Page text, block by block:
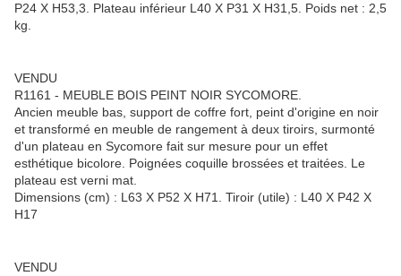
P24 X H53,3. Plateau inférieur L40 X P31 X H31,5. Poids net : 2,5
kg.
VENDU
R1161 - MEUBLE BOIS PEINT NOIR SYCOMORE.
Ancien meuble bas, support de coffre fort, peint d'origine en noir
et transformé en meuble de rangement à deux tiroirs, surmonté
d'un plateau en Sycomore fait sur mesure pour un effet
esthétique bicolore. Poignées coquille brossées et traitées. Le
plateau est verni mat.
Dimensions (cm) : L63 X P52 X H71. Tiroir (utile) : L40 X P42 X
H17
VENDU